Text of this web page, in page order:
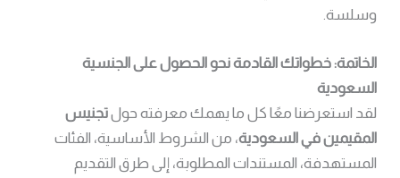
وسلسة.
الخاتمة: خطواتك القادمة نحو الحصول على الجنسية
السعودية
لقد استعرضنا معًا كل ما يهمك معرفته حولتجنيس
المقيمين في السعودية، من الشروط الأساسية، الفئات
المستهدفة، المستندات المطلوبة، إلى طرق التقديم